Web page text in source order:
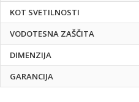
KOT SVETILNOSTI
VODOTESNA ZAŠČITA
DIMENZIJA
GARANCIJA